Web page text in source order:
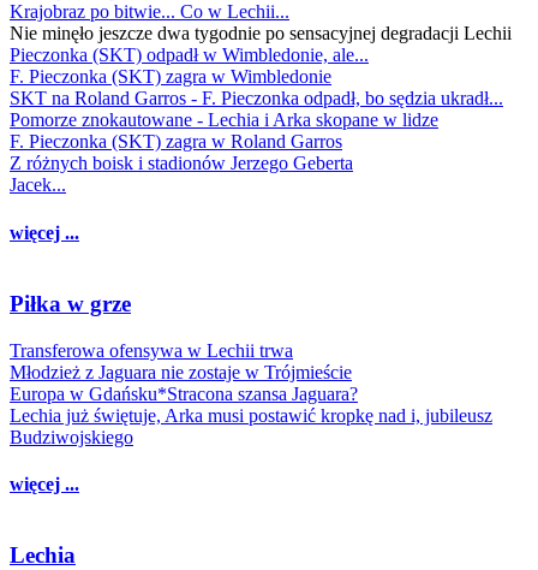
Krajobraz po bitwie... Co w Lechii...
Nie minęło jeszcze dwa tygodnie po sensacyjnej degradacji Lechii
Pieczonka (SKT) odpadł w Wimbledonie, ale...
F. Pieczonka (SKT) zagra w Wimbledonie
SKT na Roland Garros - F. Pieczonka odpadł, bo sędzia ukradł...
Pomorze znokautowane - Lechia i Arka skopane w lidze
F. Pieczonka (SKT) zagra w Roland Garros
Z różnych boisk i stadionów Jerzego Geberta
Jacek...
więcej ...
Piłka w grze
Transferowa ofensywa w Lechii trwa
Młodzież z Jaguara nie zostaje w Trójmieście
Europa w Gdańsku*Stracona szansa Jaguara?
Lechia już świętuje, Arka musi postawić kropkę nad i, jubileusz
Budziwojskiego
więcej ...
Lechia